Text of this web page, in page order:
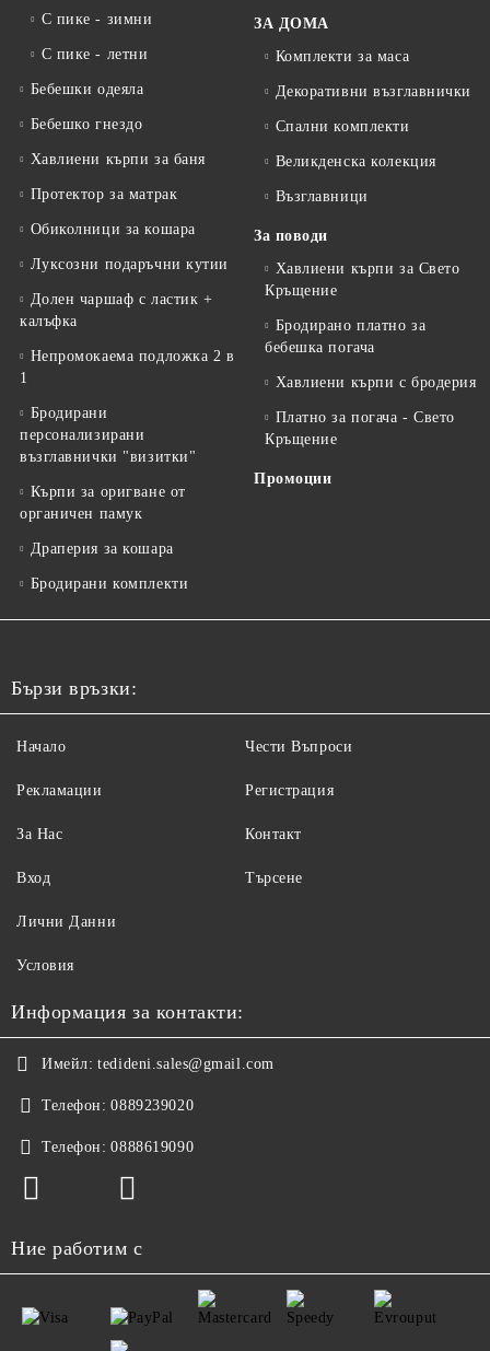
С пике - зимни
С пике - летни
Бебешки одеяла
Бебешко гнездо
Хавлиени кърпи за баня
Протектор за матрак
Обиколници за кошара
Луксозни подаръчни кутии
Долен чаршаф с ластик +
калъфка
Непромокаема подложка 2 в
1
Бродирани
персонализирани
възглавнички "визитки"
Кърпи за оригване от
органичен памук
Драперия за кошара
Бродирани комплекти
ЗА ДОМА
Комплекти за маса
Декоративни възглавнички
Спални комплекти
Великденска колекция
Възглавници
За поводи
Хавлиени кърпи за Свето
Кръщение
Бродирано платно за
бебешка погача
Хавлиени кърпи с бродерия
Платно за погача - Свето
Кръщение
Промоции
Бързи връзки:
Начало
Рекламации
За Нас
Вход
Чести Въпроси
Регистрация
Контакт
Търсене
Лични Данни
Условия
Информация за контакти:
Имейл: tedideni.sales@gmail.com
Телефон: 0889239020
Телефон: 0888619090
Ние работим с